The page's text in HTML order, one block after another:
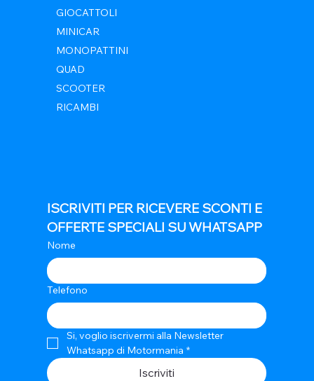
GIOCATTOLI
MINICAR
MONOPATTINI
QUAD
SCOOTER
RICAMBI
ISCRIVITI PER RICEVERE SCONTI E
OFFERTE SPECIALI SU WHATSAPP
Nome
Telefono
Si, voglio iscrivermi alla Newsletter
Whatsapp di Motormania *
Iscriviti